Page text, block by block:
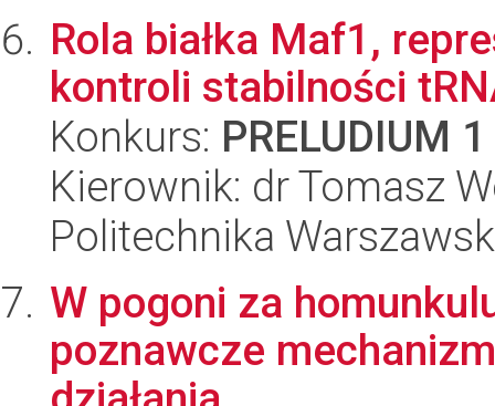
Rola białka Maf1,
kontroli stabilności
Konkurs: PRELUDIUM 1
Kierownik: dr Tomasz
Politechnika
W pogoni za
poznawcze